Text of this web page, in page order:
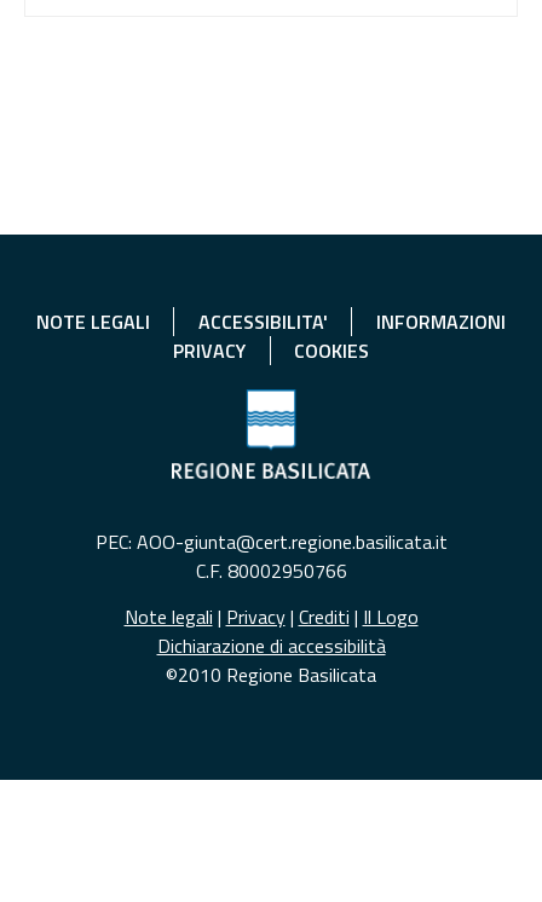
NOTE LEGALI ACCESSIBILITA'
INFORMAZIONI
PRIVACY
COOKIES
PEC: AOO-giunta@cert.regione.basilicata.it
C.F. 80002950766
Note legali | Privacy| Crediti | Il Logo
Dichiarazione di accessibilità
©2010 Regione Basilicata